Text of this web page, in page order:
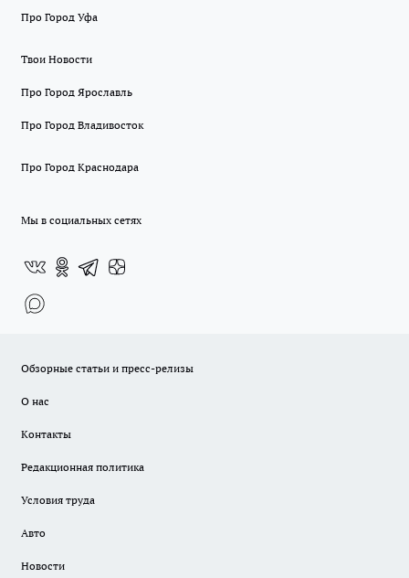
Про Город Уфа
Твои Новости
Про Город Ярославль
Про Город Владивосток
Про Город Краснодара
Мы в социальных сетях
Обзорные статьи и пресс-релизы
О нас
Контакты
Редакционная политика
Условия труда
Авто
Новости